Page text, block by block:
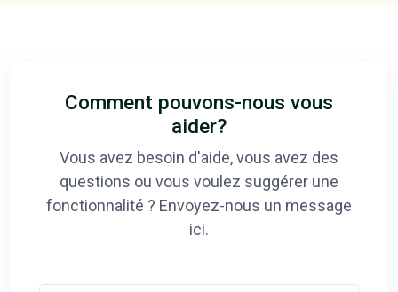
Comment pouvons-nous vous
aider?
Vous avez besoin d'aide, vous avez des
questions ou vous voulez suggérer une
fonctionnalité ? Envoyez-nous un message
ici.